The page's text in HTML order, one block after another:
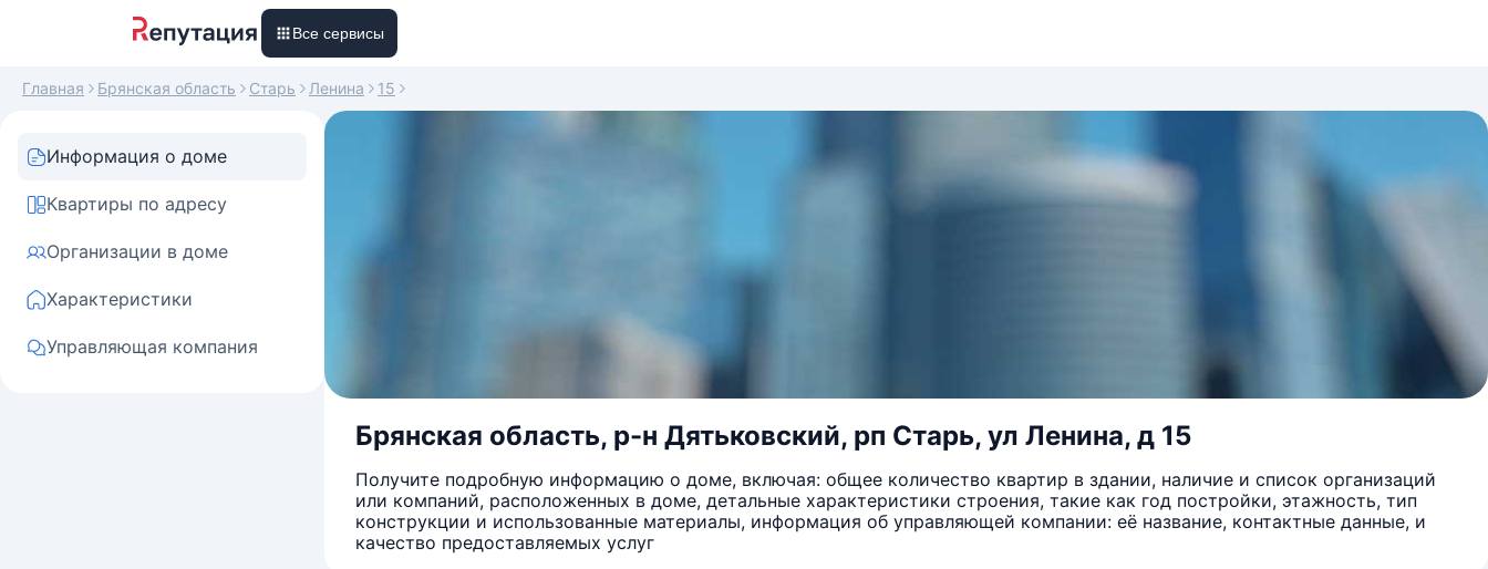
Все сервисы
Главная Брянская область Старь Ленина 15
Информация о доме
Квартиры по адресу
Организации в доме
Характеристики
Управляющая компания
Брянская область, р-н Дятьковский, рп Старь, ул Ленина, д 15
Получите подробную информацию о доме, включая: общее количество квартир в здании, наличие и список организаций
или компаний, расположенных в доме, детальные характеристики строения, такие как год постройки, этажность, тип
конструкции и использованные материалы, информация об управляющей компании: её название, контактные данные, и
качество предоставляемых услуг